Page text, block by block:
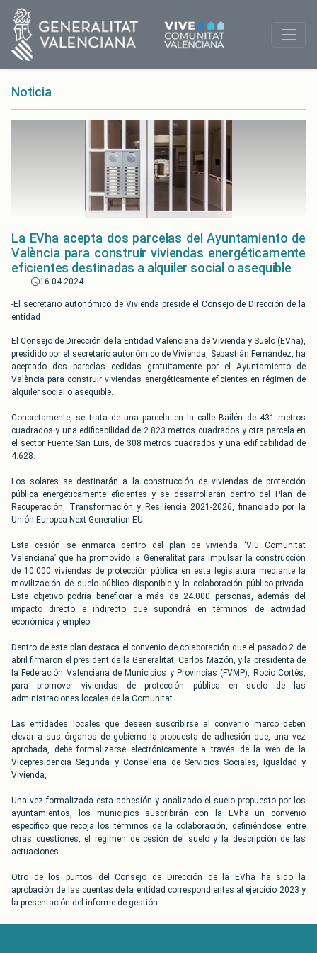
Noticia
La EVha acepta dos parcelas del Ayuntamiento de
València para construir viviendas energéticamente
eficientes destinadas a alquiler social o asequible
16-04-2024
-El secretario autonómico de Vivienda preside el Consejo de Dirección de la
entidad
El Consejo de Dirección de la Entidad Valenciana de Vivienda y Suelo (EVha),
presidido por el secretario autonómico de Vivienda, Sebastián Fernández, ha
aceptado dos parcelas cedidas gratuitamente por el Ayuntamiento de
València para construir viviendas energéticamente eficientes en régimen de
alquiler social o asequible.
Concretamente, se trata de una parcela en la calle Bailén de 431 metros
cuadrados y una edificabilidad de 2.823 metros cuadrados y otra parcela en
el sector Fuente San Luis, de 308 metros cuadrados y una edificabilidad de
4.628.
Los solares se destinarán a la construcción de viviendas de protección
pública energéticamente eficientes y se desarrollarán dentro del Plan de
Recuperación, Transformación y Resiliencia 2021-2026, financiado por la
Unión Europea-Next Generation EU.
Esta cesión se enmarca dentro del plan de vivienda ‘Viu Comunitat
Valenciana’ que ha promovido la Generalitat para impulsar la construcción
de 10.000 viviendas de protección pública en esta legislatura mediante la
movilización de suelo público disponible y la colaboración público-privada.
Este objetivo podría beneficiar a más de 24.000 personas, además del
impacto directo e indirecto que supondrá en términos de actividad
económica y empleo.
Dentro de este plan destaca el convenio de colaboración que el pasado 2 de
abril firmaron el president de la Generalitat, Carlos Mazón, y la presidenta de
la Federación Valenciana de Municipios y Provincias (FVMP), Rocío Cortés,
para promover viviendas de protección pública en suelo de las
administraciones locales de la Comunitat.
Las entidades locales que deseen suscribirse al convenio marco deben
elevar a sus órganos de gobierno la propuesta de adhesión que, una vez
aprobada, debe formalizarse electrónicamente a través de la web de la
Vicepresidencia Segunda y Conselleria de Servicios Sociales, Igualdad y
Vivienda,
Una vez formalizada esta adhesión y analizado el suelo propuesto por los
ayuntamientos, los municipios suscribirán con la EVha un convenio
específico que recoja los términos de la colaboración, definiéndose, entre
otras cuestiones, el régimen de cesión del suelo y la descripción de las
actuaciones.
Otro de los puntos del Consejo de Dirección de la EVha ha sido la
aprobación de las cuentas de la entidad correspondientes al ejercicio 2023 y
la presentación del informe de gestión.